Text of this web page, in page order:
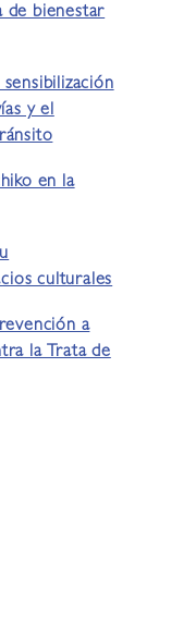
de bienestar
y el
en la
culturales
a
la Trata de